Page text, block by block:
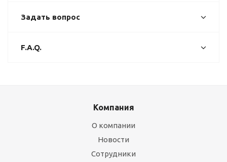
Задать вопрос
F.A.Q.
Компания
О компании
Новости
Сотрудники